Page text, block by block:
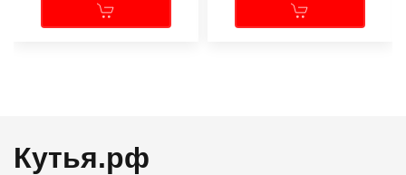
Кутья.рф